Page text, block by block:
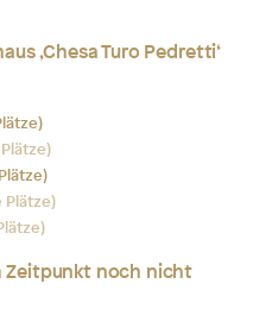
‚Chesa Turo Pedretti‘
Plätze)
Zeitpunkt noch nicht